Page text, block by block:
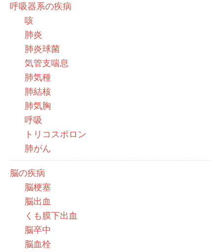
呼吸器系の疾病
咳
肺炎
肺炎球菌
気管支喘息
肺気種
肺結核
肺気胸
呼吸
トリコスポロン
肺がん
脳の疾病
脳梗塞
脳出血
くも膜下出血
脳卒中
脳血栓